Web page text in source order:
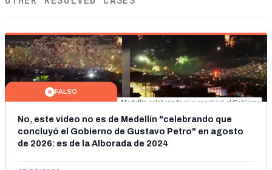
FALSO
No, este vídeo no es de Medellín "celebrando que
concluyó el Gobierno de Gustavo Petro" en agosto
de 2026: es de la Alborada de 2024